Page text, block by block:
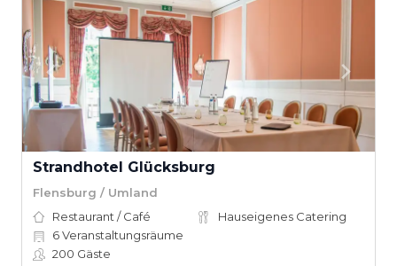
Strandhotel Glücksburg
Flensburg / Umland
Restaurant / Café
Hauseigenes Catering
6Veranstaltungsräume
200 Gäste